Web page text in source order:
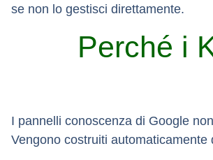
se non lo gestisci direttamente.
Perché i
I pannelli conoscenza di Google
Vengono costruiti